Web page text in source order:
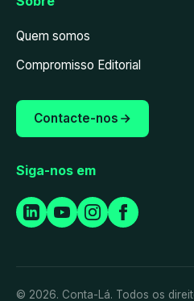
Quem somos
Compromisso Editorial
Contacte-nos
Siga-nos em
© 2026. Conta-Lá. Todos os